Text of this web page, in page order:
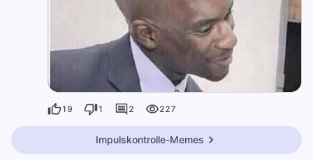
19 1 2 227
Impulskontrolle-Memes